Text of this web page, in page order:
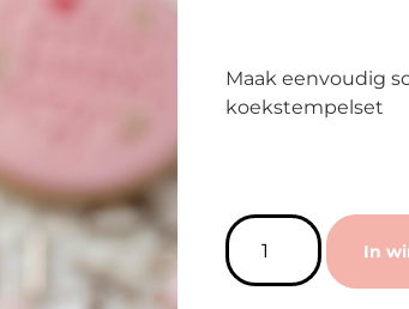
Maak eenvoudig
koekstempelset
In